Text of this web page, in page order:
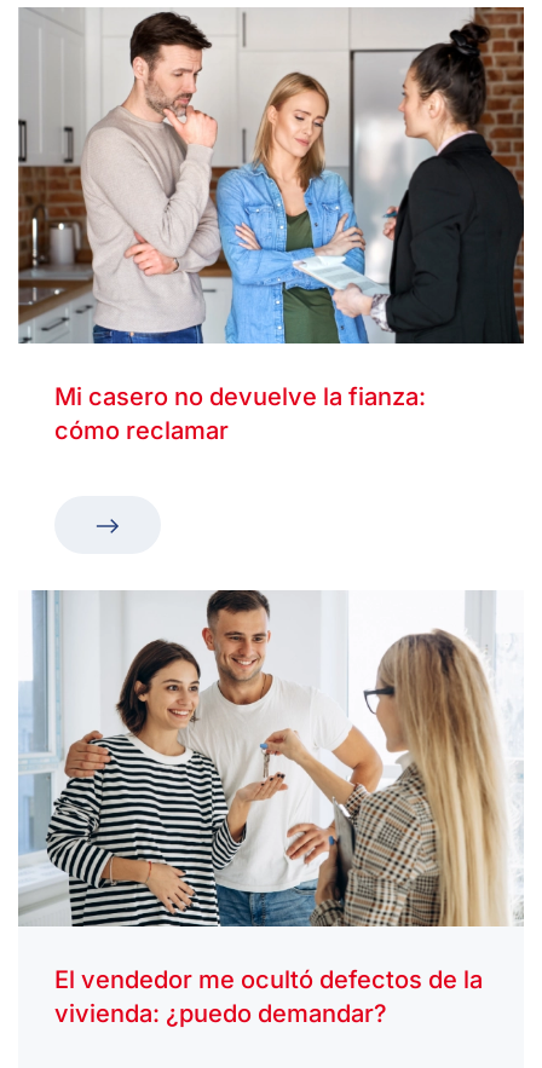
Mi casero no devuelve la fianza:
cómo reclamar
El vendedor me ocultó defectos de la
vivienda: ¿puedo demandar?